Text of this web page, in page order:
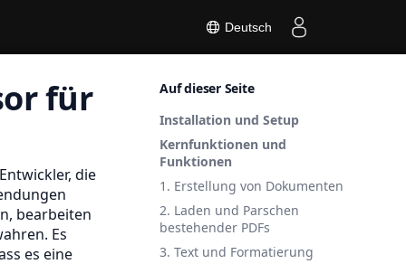
Deutsch
Auf dieser Seite
Installation und Setup
Kernfunktionen und
Funktionen
1. Erstellung von Dokumenten
2. Laden und Parschen
bestehender PDFs
3. Text und Formatierung
für
die
bearbeiten
Es
es eine